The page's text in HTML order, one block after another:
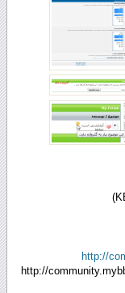
http://
http://